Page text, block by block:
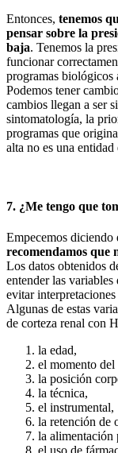
Entonces, tenemos
pensar sobre la
baja. Tenemos la
funcionar
programas biológicos
Podemos tener
cambios llegan a ser
sintomatología, la
programas que
alta no es una entidad
7. ¿Me tengo que
Empecemos diciendo
recomendamos que
Los datos obtenidos
entender las
evitar
Algunas de estas
de corteza renal con
la edad,
el momento del
la posición
la técnica,
el instrumental,
la retención de
la alimentación
el uso de